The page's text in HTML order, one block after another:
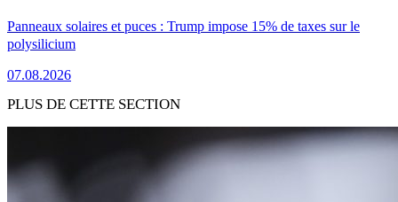
Panneaux solaires et puces : Trump impose 15% de taxes sur le
polysilicium
07.08.2026
PLUS DE CETTE SECTION